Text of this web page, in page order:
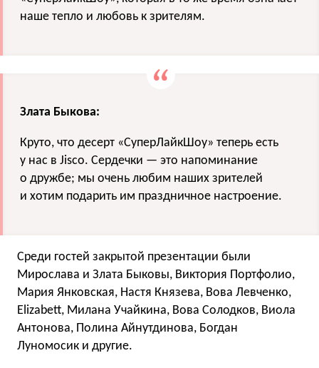
наше тепло и любовь к зрителям.
Злата Быкова:
Круто, что десерт «СуперЛайкШоу» теперь есть
у нас в Jisco. Сердечки — это напоминание
о дружбе; мы очень любим наших зрителей
и хотим подарить им праздничное настроение.
Среди гостей закрытой презентации были
Мирослава и Злата Быковы, Виктория Портфолио,
Мария Янковская, Настя Князева, Вова Левченко,
Elizabett, Милана Учайкина, Вова Солодков, Виола
Антонова, Полина Айнутдинова, Богдан
Луномосик и другие.